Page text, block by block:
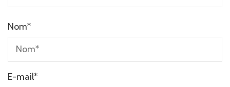
Nom*
E-mail*